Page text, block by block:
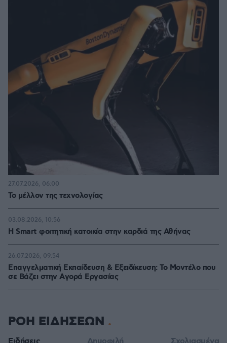
Το μέλλον της τεχνολογίας
27.07.2026, 06:00
Η Smart φοιτητική κατοικία στην καρδιά της Αθήνας
03.08.2026, 10:56
Επαγγελματική Εκπαίδευση & Εξειδίκευση: Το Mοντέλο που
σε Bάζει στην Aγορά Eργασίας
26.07.2026, 09:54
ΡΟΗ ΕΙΔΗΣΕΩΝ